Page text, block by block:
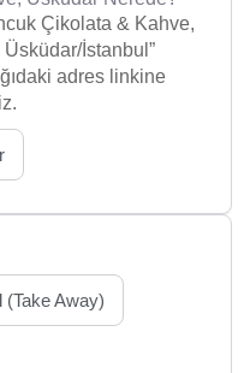
Çikolata & Kahve,
İstanbul”
adres linkine
(Take Away)